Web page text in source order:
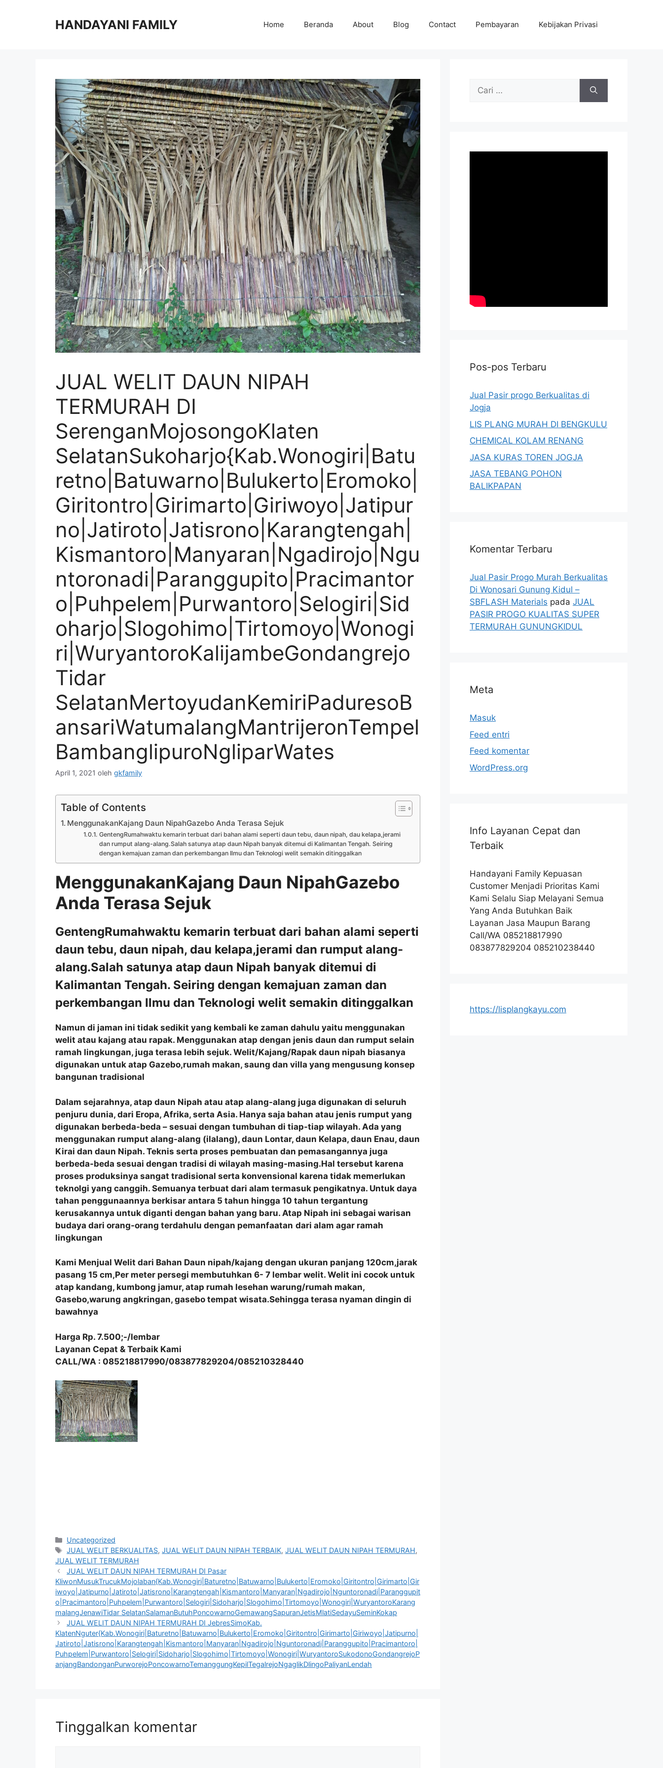
HANDAYANI FAMILY Home Beranda About Blog Contact Pembayaran Kebijakan Privasi
JUAL WELIT DAUN NIPAH
TERMURAH DI
SerenganMojosongoKlaten
SelatanSukoharjo{Kab.Wonogiri|Batu
retno|Batuwarno|Bulukerto|Eromoko|
Giritontro|Girimarto|Giriwoyo|Jatipur
no|Jatiroto|Jatisrono|Karangtengah|
Kismantoro|Manyaran|Ngadirojo|Ngu
ntoronadi|Paranggupito|Pracimantor
o|Puhpelem|Purwantoro|Selogiri|Sid
oharjo|Slogohimo|Tirtomoyo|Wonogi
ri|WuryantoroKalijambeGondangrejo
Tidar
SelatanMertoyudanKemiriPaduresoB
ansariWatumalangMantrijeronTempel
BambanglipuroNgliparWates
April 1, 2021 oleh gkfamily
Table of Contents
MenggunakanKajang Daun NipahGazebo Anda Terasa Sejuk
GentengRumahwaktu kemarin terbuat dari bahan alami seperti daun tebu, daun nipah, dau kelapa,jerami
dan rumput alang-alang.Salah satunya atap daun Nipah banyak ditemui di Kalimantan Tengah. Seiring
dengan kemajuan zaman dan perkembangan Ilmu dan Teknologi welit semakin ditinggalkan
MenggunakanKajang Daun NipahGazebo
Anda Terasa Sejuk
GentengRumahwaktu kemarin terbuat dari bahan alami seperti
daun tebu, daun nipah, dau kelapa,jerami dan rumput alang-
alang.Salah satunya atap daun Nipah banyak ditemui di
Kalimantan Tengah. Seiring dengan kemajuan zaman dan
perkembangan Ilmu dan Teknologi welit semakin ditinggalkan
Namun di jaman ini tidak sedikit yang kembali ke zaman dahulu yaitu menggunakan
welit atau kajang atau rapak. Menggunakan atap dengan jenis daun dan rumput selain
ramah lingkungan, juga terasa lebih sejuk. Welit/Kajang/Rapak daun nipah biasanya
digunakan untuk atap Gazebo,rumah makan, saung dan villa yang mengusung konsep
bangunan tradisional
Dalam sejarahnya, atap daun Nipah atau atap alang-alang juga digunakan di seluruh
penjuru dunia, dari Eropa, Afrika, serta Asia. Hanya saja bahan atau jenis rumput yang
digunakan berbeda-beda – sesuai dengan tumbuhan di tiap-tiap wilayah. Ada yang
menggunakan rumput alang-alang (ilalang), daun Lontar, daun Kelapa, daun Enau, daun
Kirai dan daun Nipah. Teknis serta proses pembuatan dan pemasangannya juga
berbeda-beda sesuai dengan tradisi di wilayah masing-masing.Hal tersebut karena
proses produksinya sangat tradisional serta konvensional karena tidak memerlukan
teknolgi yang canggih. Semuanya terbuat dari alam termasuk pengikatnya. Untuk daya
tahan penggunaannya berkisar antara 5 tahun hingga 10 tahun tergantung
kerusakannya untuk diganti dengan bahan yang baru. Atap Nipah ini sebagai warisan
budaya dari orang-orang terdahulu dengan pemanfaatan dari alam agar ramah
lingkungan
Kami Menjual Welit dari Bahan Daun nipah/kajang dengan ukuran panjang 120cm,jarak
pasang 15 cm,Per meter persegi membutuhkan 6- 7 lembar welit. Welit ini cocok untuk
atap kandang, kumbong jamur, atap rumah lesehan warung/rumah makan,
Gasebo,warung angkringan, gasebo tempat wisata.Sehingga terasa nyaman dingin di
bawahnya
Harga Rp. 7.500;-/lembar
Layanan Cepat & Terbaik Kami
CALL/WA : 085218817990/083877829204/085210328440
Kategori
Uncategorized
Tag
JUAL WELIT BERKUALITAS,JUAL WELIT DAUN NIPAH TERBAIK,JUAL WELIT DAUN NIPAH TERMURAH,
JUAL WELIT TERMURAH
JUAL WELIT DAUN NIPAH TERMURAH DI Pasar
KliwonMusukTrucukMojolaban{Kab.Wonogiri|Baturetno|Batuwarno|Bulukerto|Eromoko|Giritontro|Girimarto|Gir
iwoyo|Jatipurno|Jatiroto|Jatisrono|Karangtengah|Kismantoro|Manyaran|Ngadirojo|Nguntoronadi|Paranggupit
o|Pracimantoro|Puhpelem|Purwantoro|Selogiri|Sidoharjo|Slogohimo|Tirtomoyo|Wonogiri|WuryantoroKarang
malangJenawiTidar SelatanSalamanButuhPoncowarnoGemawangSapuranJetisMlatiSedayuSeminKokap
JUAL WELIT DAUN NIPAH TERMURAH DI JebresSimoKab.
KlatenNguter{Kab.Wonogiri|Baturetno|Batuwarno|Bulukerto|Eromoko|Giritontro|Girimarto|Giriwoyo|Jatipurno|
Jatiroto|Jatisrono|Karangtengah|Kismantoro|Manyaran|Ngadirojo|Nguntoronadi|Paranggupito|Pracimantoro|
Puhpelem|Purwantoro|Selogiri|Sidoharjo|Slogohimo|Tirtomoyo|Wonogiri|WuryantoroSukodonoGondangrejoP
anjangBandonganPurworejoPoncowarnoTemanggungKepilTegalrejoNgaglikDlingoPaliyanLendah
Tinggalkan komentar
Cari
Pos-pos Terbaru
Jual Pasir progo Berkualitas di
Jogja
LIS PLANG MURAH DI BENGKULU
CHEMICAL KOLAM RENANG
JASA KURAS TOREN JOGJA
JASA TEBANG POHON
BALIKPAPAN
Komentar Terbaru
Jual Pasir Progo Murah Berkualitas
Di Wonosari Gunung Kidul –
SBFLASH Materials pada JUAL
PASIR PROGO KUALITAS SUPER
TERMURAH GUNUNGKIDUL
Meta
Masuk
Feed entri
Feed komentar
WordPress.org
Info Layanan Cepat dan
Terbaik
Handayani Family Kepuasan
Customer Menjadi Prioritas Kami
Kami Selalu Siap Melayani Semua
Yang Anda Butuhkan Baik
Layanan Jasa Maupun Barang
Call/WA 085218817990
083877829204 085210238440
https://lisplangkayu.com